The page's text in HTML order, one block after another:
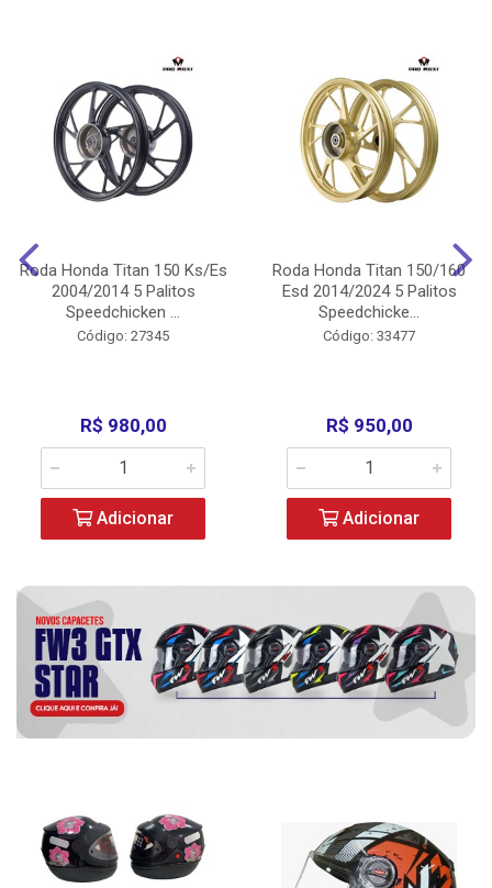
Roda Honda Titan 150 Ks/Es
2004/2014 5 Palitos
Speedchicken ...
Código: 27345
R$ 980,00
Adicionar
Roda Honda Titan 150/160
Esd 2014/2024 5 Palitos
Speedchicke...
Código: 33477
R$ 950,00
Adicionar